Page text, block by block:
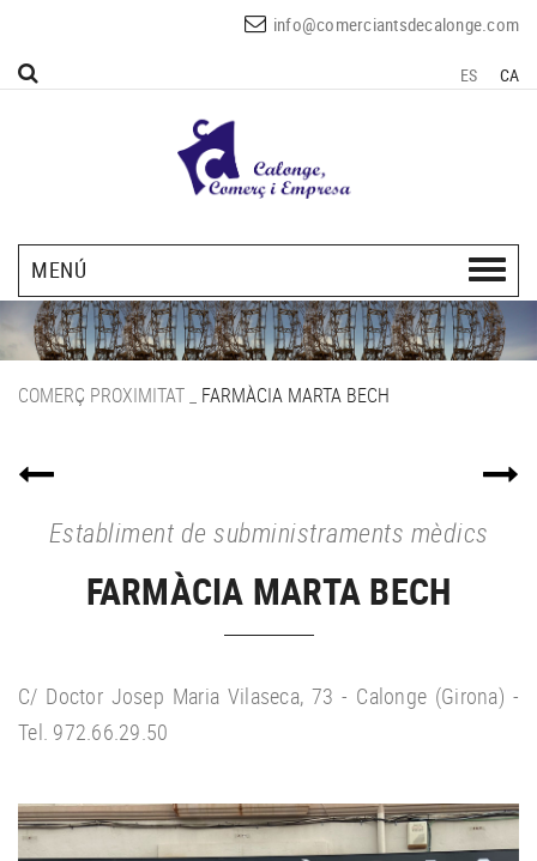
info@comerciantsdecalonge.com
ES CA
MENÚ
COMERÇ PROXIMITAT FARMÀCIA MARTA BECH
Establiment de subministraments mèdics
FARMÀCIA MARTA BECH
C/ Doctor Josep Maria Vilaseca, 73 - Calonge (Girona) -
Tel. 972.66.29.50